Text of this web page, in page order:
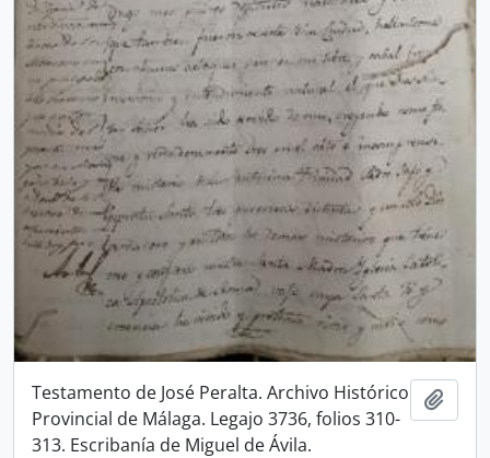
Testamento de José Peralta. Archivo Histórico
Provincial de Málaga. Legajo 3736, folios 310-
313. Escribanía de Miguel de Ávila.